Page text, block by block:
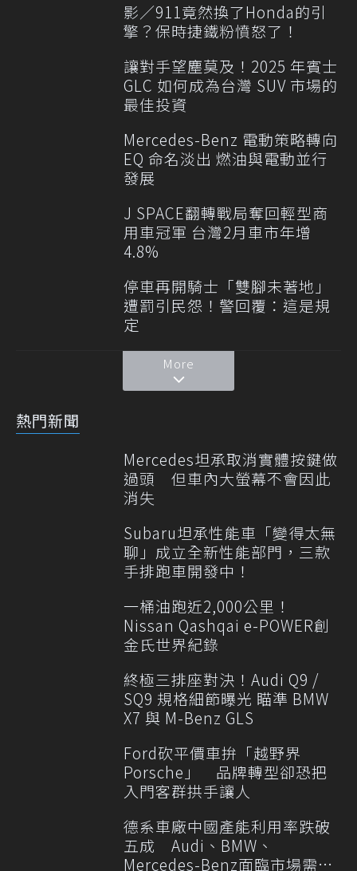
影／911竟然換了Honda的引
擎？保時捷鐵粉憤怒了！
讓對手望塵莫及！2025 年賓士
GLC 如何成為台灣 SUV 市場的
最佳投資
Mercedes-Benz 電動策略轉向
EQ 命名淡出 燃油與電動並行
發展
J SPACE翻轉戰局奪回輕型商
用車冠軍 台灣2月車市年增
4.8%
停車再開騎士「雙腳未著地」
遭罰引民怨！警回覆：這是規
定
More
熱門新聞
Mercedes坦承取消實體按鍵做
過頭 但車內大螢幕不會因此
消失
Subaru坦承性能車「變得太無
聊」成立全新性能部門，三款
手排跑車開發中！
一桶油跑近2,000公里！
Nissan Qashqai e-POWER創
金氏世界紀錄
終極三排座對決！Audi Q9 /
SQ9 規格細節曝光 瞄準 BMW
X7 與 M-Benz GLS
Ford砍平價車拚「越野界
Porsche」 品牌轉型卻恐把
入門客群拱手讓人
德系車廠中國產能利用率跌破
五成 Audi、BMW、
Mercedes-Benz面臨市場需求